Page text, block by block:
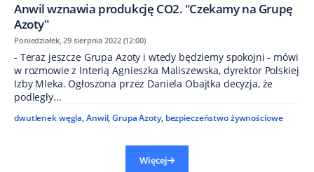
Anwil wznawia produkcję CO2. "Czekamy na Grupę
Azoty"
Poniedziałek, 29 sierpnia 2022 (12:00)
- Teraz jeszcze Grupa Azoty i wtedy będziemy spokojni - mówi
w rozmowie z Interią Agnieszka Maliszewska, dyrektor Polskiej
Izby Mleka. Ogłoszona przez Daniela Obajtka decyzja, że
podległy...
dwutlenek węgla,Anwil,Grupa Azoty, bezpieczeństwo żywnościowe
Więcej